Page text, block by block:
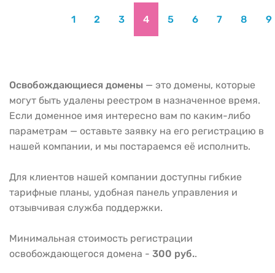
1 2 3 4 5 6 7 8 9
Освобождающиеся домены — это домены, которые
могут быть удалены реестром в назначенное время.
Если доменное имя интересно вам по каким-либо
параметрам — оставьте заявку на его регистрацию в
нашей компании, и мы постараемся её исполнить.
Для клиентов нашей компании доступны гибкие
тарифные планы, удобная панель управления и
отзывчивая служба поддержки.
Минимальная стоимость регистрации
освобождающегося домена - 300 руб..